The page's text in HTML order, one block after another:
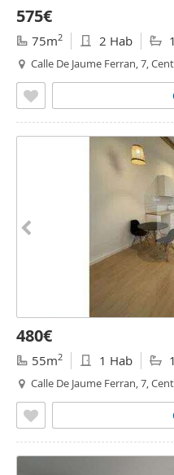
575€
75m2 2 Hab
Calle De Jaume Ferran, 7,
480€
55m2 1 Hab
Calle De Jaume Ferran, 7,